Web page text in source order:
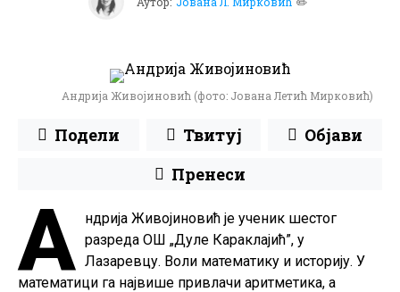
Андрија Живојиновић (фото: Јована Летић Мирковић)
Подели Твитуј
Објави
Пренеси
А ндрија Живојиновић је ученик шестог
разреда ОШ „Дуле Караклајић”, у
Лазаревцу. Воли математику и историју. У
математици га највише привлачи аритметика, а